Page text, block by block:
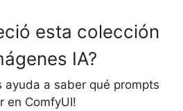
esta colección
IA?
ayuda a saber qué prompts
en ComfyUI!